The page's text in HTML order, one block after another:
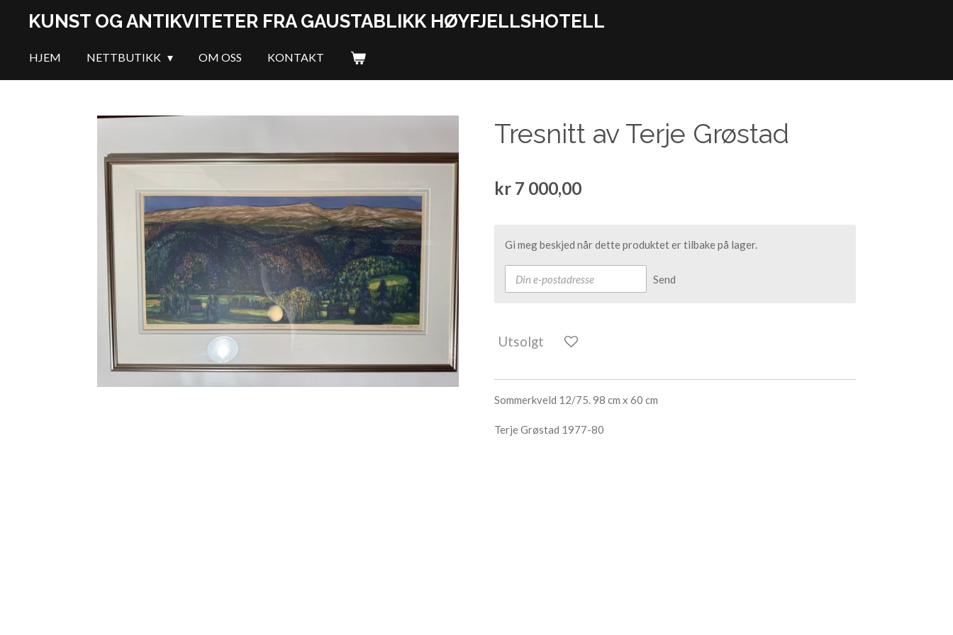
hovedinnhold
KUNST OG ANTIKVITETER FRA GAUSTABLIKK HØYFJELLSHOTELL
HJEM NETTBUTIKK OM OSS KONTAKT
Tresnitt av Terje Grøstad
kr 7 000,00
Gi meg beskjed når dette produktet er tilbake på lager.
Send
Utsolgt
Sommerkveld 12/75. 98 cm x 60 cm
Terje Grøstad 1977-80